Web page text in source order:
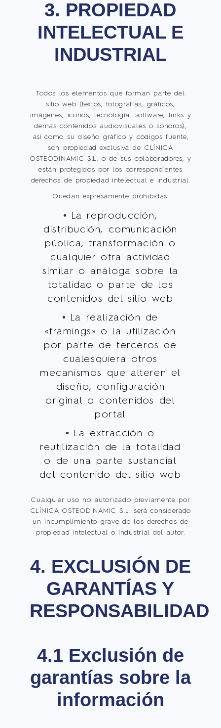
3. PROPIEDAD
INTELECTUAL E
INDUSTRIAL
Todos los elementos que forman parte del
sitio web (textos, fotografías, gráficos,
imágenes, iconos, tecnología, software, links y
demás contenidos audiovisuales o sonoros),
así como su diseño gráfico y códigos fuente,
son propiedad exclusiva de CLÍNICA
OSTEODINAMIC S.L. o de sus colaboradores, y
están protegidos por los correspondientes
derechos de propiedad intelectual e industrial.
Quedan expresamente prohibidas:
La reproducción,
distribución, comunicación
pública, transformación o
cualquier otra actividad
similar o análoga sobre la
totalidad o parte de los
contenidos del sitio web
La realización de
«framings» o la utilización
por parte de terceros de
cualesquiera otros
mecanismos que alteren el
diseño, configuración
original o contenidos del
portal
La extracción o
reutilización de la totalidad
o de una parte sustancial
del contenido del sitio web
Cualquier uso no autorizado previamente por
CLÍNICA OSTEODINAMIC S.L. será considerado
un incumplimiento grave de los derechos de
propiedad intelectual o industrial del autor.
4. EXCLUSIÓN DE
GARANTÍAS Y
RESPONSABILIDAD
4.1 Exclusión de
garantías sobre la
información